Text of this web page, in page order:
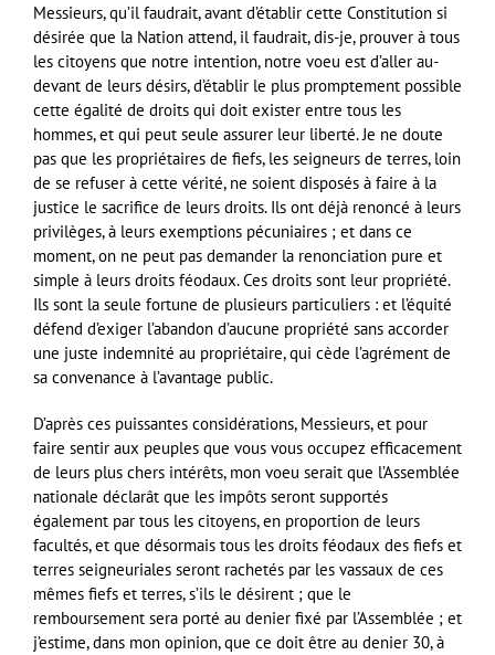
Messieurs, qu’il faudrait, avant d’établir cette Constitution si
désirée que la Nation attend, il faudrait, dis-je, prouver à tous
les citoyens que notre intention, notre voeu est d’aller au-
devant de leurs désirs, d’établir le plus promptement possible
cette égalité de droits qui doit exister entre tous les
hommes, et qui peut seule assurer leur liberté. Je ne doute
pas que les propriétaires de fiefs, les seigneurs de terres, loin
de se refuser à cette vérité, ne soient disposés à faire à la
justice le sacrifice de leurs droits. Ils ont déjà renoncé à leurs
privilèges, à leurs exemptions pécuniaires ; et dans ce
moment, on ne peut pas demander la renonciation pure et
simple à leurs droits féodaux. Ces droits sont leur propriété.
Ils sont la seule fortune de plusieurs particuliers : et l’équité
défend d’exiger l’abandon d’aucune propriété sans accorder
une juste indemnité au propriétaire, qui cède l’agrément de
sa convenance à l’avantage public.
D’après ces puissantes considérations, Messieurs, et pour
faire sentir aux peuples que vous vous occupez efficacement
de leurs plus chers intérêts, mon voeu serait que l’Assemblée
nationale déclarât que les impôts seront supportés
également par tous les citoyens, en proportion de leurs
facultés, et que désormais tous les droits féodaux des fiefs et
terres seigneuriales seront rachetés par les vassaux de ces
mêmes fiefs et terres, s’ils le désirent ; que le
remboursement sera porté au denier fixé par l’Assemblée ; et
j’estime, dans mon opinion, que ce doit être au denier 30, à